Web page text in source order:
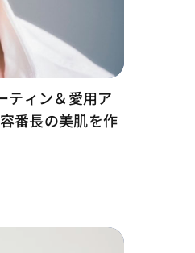
ティン＆愛用ア
番長の美肌を作